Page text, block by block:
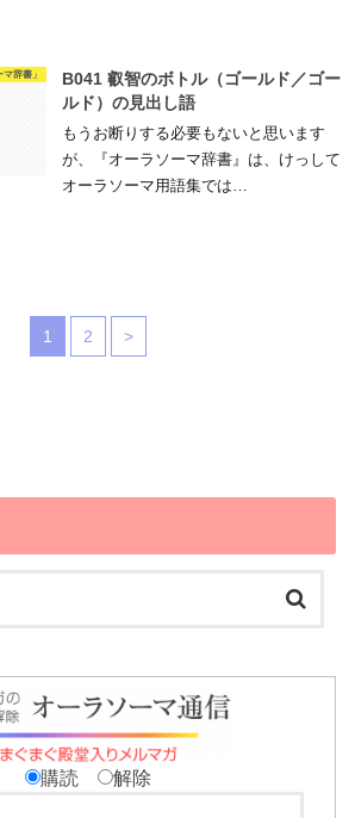
辞書」
B041 叡智のボトル（ゴールド／ゴー
ルド）の見出し語
もうお断りする必要もないと思います
が、『オーラソーマ辞書』は、けっして
オーラソーマ用語集では…
1 2 >
購読 解除